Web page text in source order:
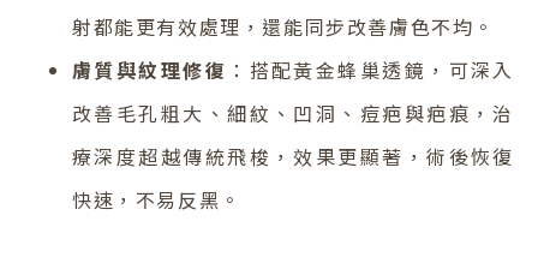
射都能更有效處理，還能同步改善膚色不均。
膚質與紋理修復 ：搭配黃金蜂巢透鏡，可深入
改善毛孔粗大、細紋、凹洞、痘疤與疤痕，治
療深度超越傳統飛梭，效果更顯著，術後恢復
快速，不易反黑。